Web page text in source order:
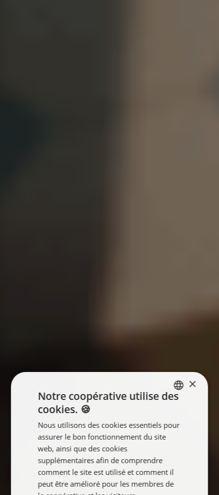
FRANÇAIS
×
Notre coopérative utilise des
cookies. 🍪
Nous utilisons des cookies essentiels pour
assurer le bon fonctionnement du site
web, ainsi que des cookies
supplémentaires afin de comprendre
comment le site est utilisé et comment il
peut être amélioré pour les membres de